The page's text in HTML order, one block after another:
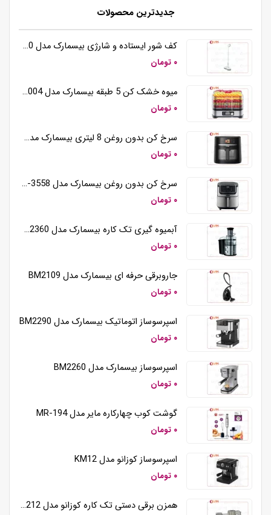
جدیدترین محصولات
کف شور ایستاده و شارژی بیسمارک مدل BM5510
۰ تومان
میوه خشک کن 5 طبقه بیسمارک مدل BM3004
۰ تومان
سرخ کن بدون روغن 8 لیتری بیسمارک مدل BM3570
۰ تومان
سرخ کن بدون روغن بیسمارک مدل BM-3558
۰ تومان
آبمیوه گیری تک کاره بیسمارک مدل BM2360
۰ تومان
جاروبرقی حرفه ای بیسمارک مدل BM2109
۰ تومان
اسپرسوساز اتوماتیک بیسمارک مدل BM2290
۰ تومان
اسپرسوساز بیسمارک مدل BM2260
۰ تومان
گوشت کوب چهارکاره مایر مدل MR-194
۰ تومان
اسپرسوساز کوزانو مدل KM12
۰ تومان
همزن برقی دستی تک کاره کوزانو مدل HM212